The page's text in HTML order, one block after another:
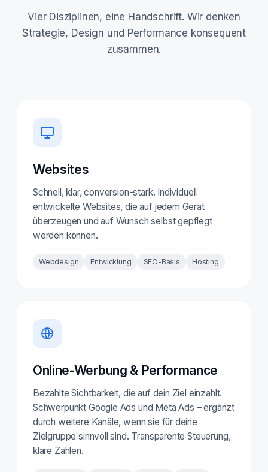
Vier Disziplinen, eine Handschrift. Wir denken
Strategie, Design und Performance konsequent
zusammen.
Websites
Schnell, klar, conversion-stark. Individuell
entwickelte Websites, die auf jedem Gerät
überzeugen und auf Wunsch selbst gepflegt
werden können.
Webdesign Entwicklung SEO-Basis Hosting
Online-Werbung & Performance
Bezahlte Sichtbarkeit, die auf dein Ziel einzahlt.
Schwerpunkt Google Ads und Meta Ads – ergänzt
durch weitere Kanäle, wenn sie für deine
Zielgruppe sinnvoll sind. Transparente Steuerung,
klare Zahlen.